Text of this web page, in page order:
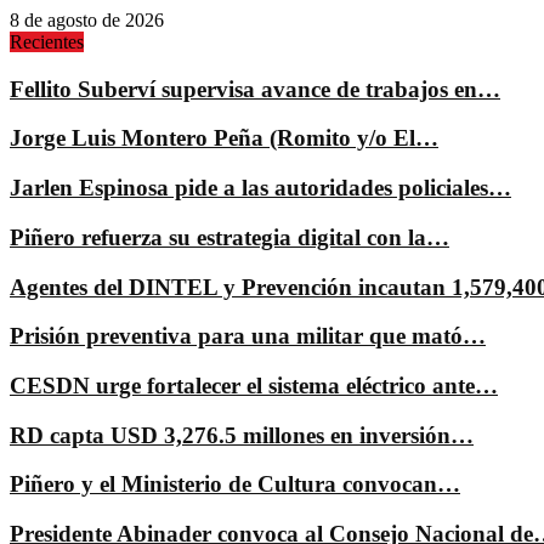
8 de agosto de 2026
Recientes
Fellito Suberví supervisa avance de trabajos en…
Jorge Luis Montero Peña (Romito y/o El…
Jarlen Espinosa pide a las autoridades policiales…
Piñero refuerza su estrategia digital con la…
Agentes del DINTEL y Prevención incautan
Prisión preventiva para una militar que mató…
CESDN urge fortalecer el sistema eléctrico ante…
RD capta USD 3,276.5 millones en inversión…
Piñero y el Ministerio de Cultura convocan…
Presidente Abinader convoca al Consejo Nacional